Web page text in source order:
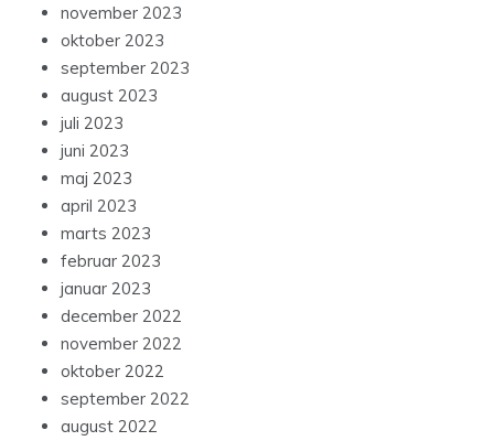
november 2023
oktober 2023
september 2023
august 2023
juli 2023
juni 2023
maj 2023
april 2023
marts 2023
februar 2023
januar 2023
december 2022
november 2022
oktober 2022
september 2022
august 2022